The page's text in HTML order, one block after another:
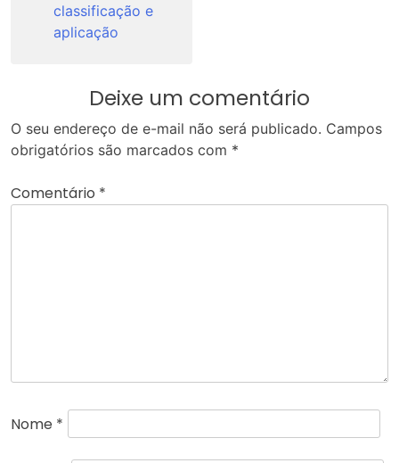
classificação e
aplicação
Deixe um comentário
O seu endereço de e-mail não será publicado. Campos
obrigatórios são marcados com *
Comentário *
Nome *